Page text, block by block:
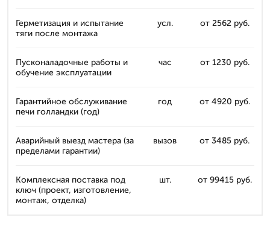
Герметизация и испытание
тяги после монтажа
усл. от 2562 руб.
Пусконаладочные работы и
обучение эксплуатации
час от 1230 руб.
Гарантийное обслуживание
печи голландки (год)
год от 4920 руб.
Аварийный выезд мастера (за
пределами гарантии)
вызов от 3485 руб.
Комплексная поставка под
ключ (проект, изготовление,
монтаж, отделка)
шт. от 99415 руб.